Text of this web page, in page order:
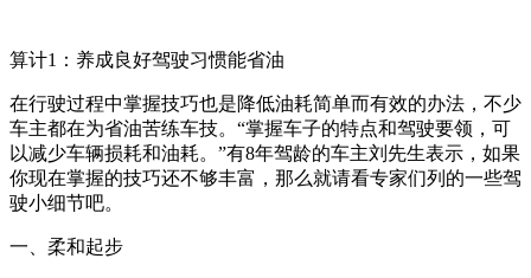
算计1：养成良好驾驶习惯能省油
在行驶过程中掌握技巧也是降低油耗简单而有效的办法，不少
车主都在为省油苦练车技。“掌握车子的特点和驾驶要领，可
以减少车辆损耗和油耗。”有8年驾龄的车主刘先生表示，如果
你现在掌握的技巧还不够丰富，那么就请看专家们列的一些驾
驶小细节吧。
一、柔和起步